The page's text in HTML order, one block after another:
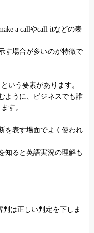
a callやcall itなどの表
す場合が多いのが特徴で
いう要素があります。
ように、ビジネスでも誰
す。
を表す場面でよく使われ
知ると英語実況の理解も
判は正しい判定を下しま